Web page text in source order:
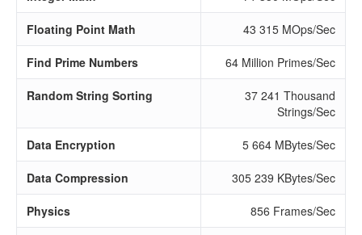
Floating Point Math 43 315 MOps/Sec
Find Prime Numbers 64 Million Primes/Sec
Random String Sorting
37 241 Thousand
Strings/Sec
Data Encryption 5 664 MBytes/Sec
Data Compression 305 239 KBytes/Sec
Physics 856 Frames/Sec